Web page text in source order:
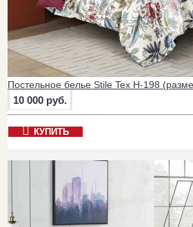
Постельное белье Stile Tex H-198
10 000 руб.
КУПИТЬ